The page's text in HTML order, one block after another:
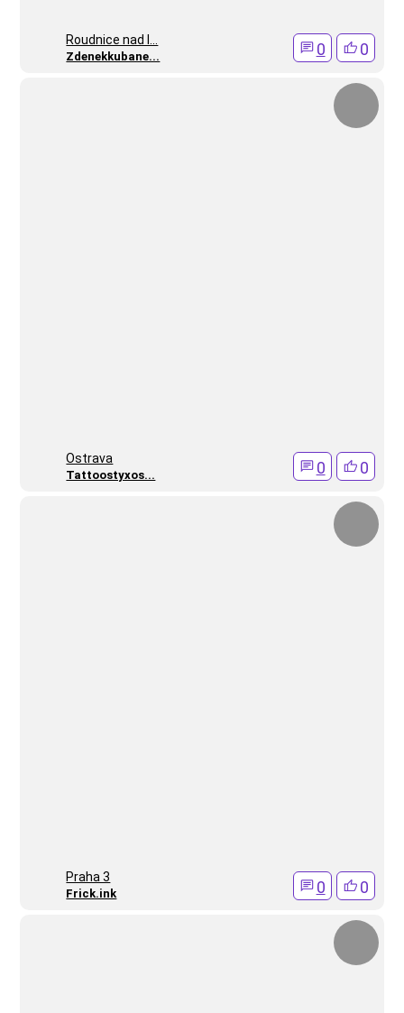
Roudnice nad l...
Zdenekkubane... 0 0
Ostrava
Tattoostyxos... 0 0
Praha 3
Frick.ink 0 0